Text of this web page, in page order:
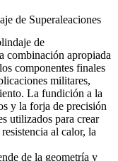
de Superaleaciones
de
combinación apropiada
componentes finales
militares,
La fundición a la
y la forja de precisión
utilizados para crear
al calor, la
de la geometría y